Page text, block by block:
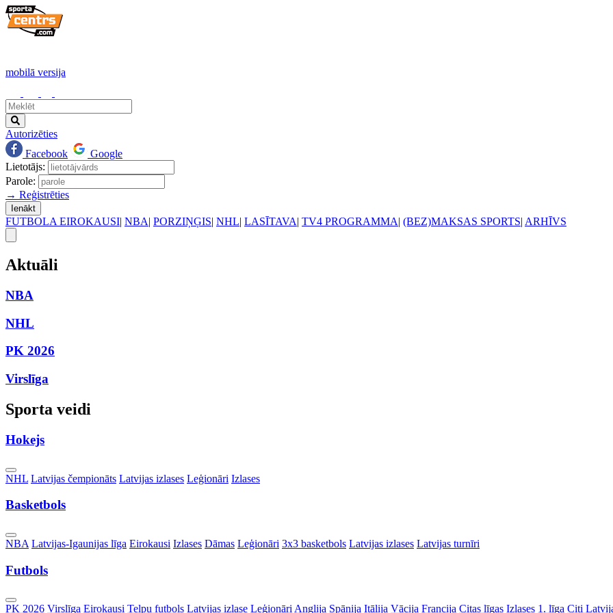
mobilā versija
Autorizēties
Facebook
Google
Lietotājs:
Parole:
→ Reģistrēties
Ienākt
FUTBOLA EIROKAUSI| NBA| PORZIŅĢIS| NHL| LASĪTAVA| TV4 PROGRAMMA| (BEZ)MAKSAS SPORTS| ARHĪVS
Aktuāli
NBA
NHL
PK 2026
Virslīga
Sporta veidi
Hokejs
Toggle
Dropdown
NHL Latvijas čempionāts Latvijas izlases Leģionāri Izlases
Basketbols
Toggle
Dropdown
NBA Latvijas-Igaunijas līga Eirokausi Izlases Dāmas Leģionāri 3x3 basketbols Latvijas izlases Latvijas turnīri
Futbols
Toggle
PK 2026 Virslīga Eirokausi Telpu futbols Latvijas izlase Leģionāri Anglija Spānija Itālija Vācija Francija Citas līgas Izlases 1. līga Citi